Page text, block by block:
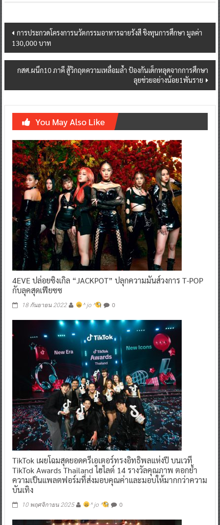
Post
navigation
การประกวดโครงการนวัตกรรมอาหารฉายรังสี ชิงทุนการศึกษา มูลค่า
130,000 บาท
กสศ.ผนึก10 ภาคี สู้วิกฤตความเหลื่อมล้ำ ป้องกันเด็กหลุดจากการศึกษา
ลุยช่วยอย่างน้อย1พันราย
You May Also Like
4EVE ปล่อยซิงเกิล “JACKPOT” ปลุกความมันส์วงการ T-POP
กับลุคสุดเฟียซซ
18 กันยายน 2022 ^ jo ^ 0
TikTok เผยโฉมสุดยอดครีเอเตอร์ทรงอิทธิพลแห่งปี บนเวที
TikTok Awards Thailand ไฮไลต์ 14 รางวัลคุณภาพ ตอกย้ำ
ความเป็นแพลตฟอร์มที่ส่งมอบคุณค่าและมอบให้มากกว่าความ
บันเทิง
10 พฤศจิกายน 2025 ^ jo ^ 0